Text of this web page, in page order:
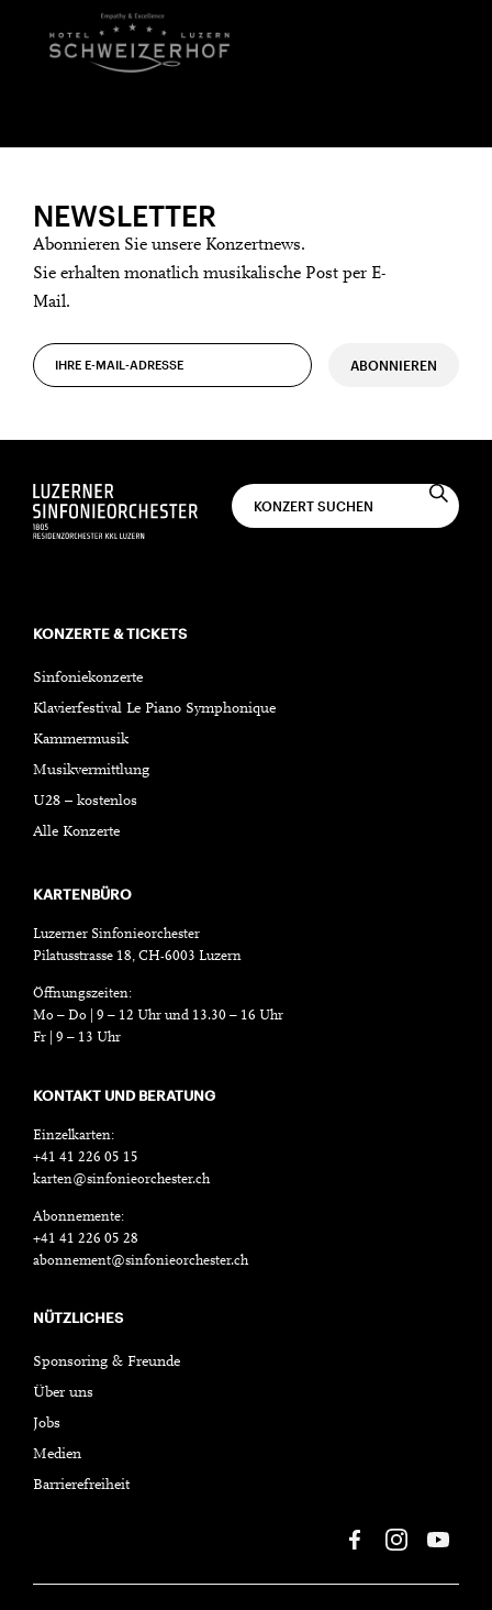
NEWSLETTER
Abonnieren Sie unsere Konzertnews.
Sie erhalten monatlich musikalische Post per E-
Mail.
ABONNIEREN
KONZERTE & TICKETS
Sinfoniekonzerte
Klavierfestival Le Piano Symphonique
Kammermusik
Musikvermittlung
U28 – kostenlos
Alle Konzerte
KARTENBÜRO
Luzerner Sinfonieorchester
Pilatusstrasse 18, CH-6003 Luzern
Öffnungszeiten:
Mo – Do | 9 – 12 Uhr und 13.30 – 16 Uhr
Fr | 9 – 13 Uhr
KONTAKT UND BERATUNG
Einzelkarten:
+41 41 226 05 15
karten@sinfonieorchester.ch
Abonnemente:
+41 41 226 05 28
abonnement@sinfonieorchester.ch
NÜTZLICHES
Sponsoring & Freunde
Über uns
Jobs
Medien
Barrierefreiheit